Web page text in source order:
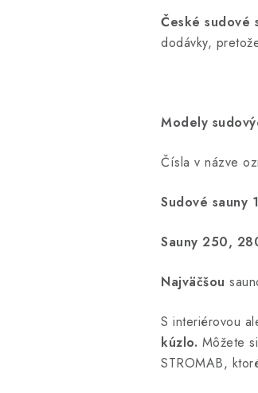
České sudové
dodávky,
Modely
Čísla v názve
Sudové sauny
Sauny 250,
Najväčšou
S interiérovou
kúzlo. Môžete
STROMAB,